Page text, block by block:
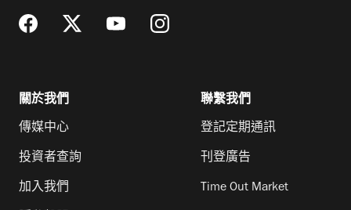
關於我們
傳媒中心
投資者查詢
加入我們
聯繫我們
登記定期通訊
刊登廣告
Time Out Market